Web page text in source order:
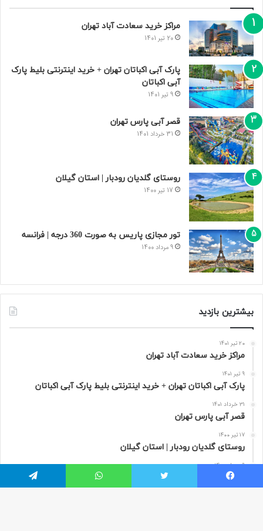
مراکز خرید سعادت‌ آباد تهران
20 تیر 1401
پارک آبی اکباتان تهران + خرید اینترنتی بلیط پارک
آبی اکباتان
9 تیر 1401
قصر آبی پارس تهران
31 خرداد 1401
روستای گلدیان رودبار | استان گیلان
17 تیر 1400
تور مجازی پاریس به صورت 360 درجه | فرانسه
9 مرداد 1400
بیشترین بازدید
20 تیر 1401
مراکز خرید سعادت‌ آباد تهران
9 تیر 1401
پارک آبی اکباتان تهران + خرید اینترنتی بلیط پارک آبی اکباتان
31 خرداد 1401
قصر آبی پارس تهران
17 تیر 1400
روستای گلدیان رودبار | استان گیلان
9 مرداد 1400
تور مجازی پاریس به صورت 360 درجه | فرانسه
فیسبوک توییتر واتس آپ تلگرام